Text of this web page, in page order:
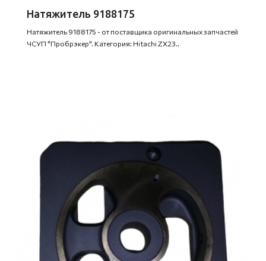
Натяжитель 9188175
Натяжитель 9188175 - от поставщика оригинальных запчастей
ЧСУП "Пробрэкер". Категория: Hitachi ZX23..